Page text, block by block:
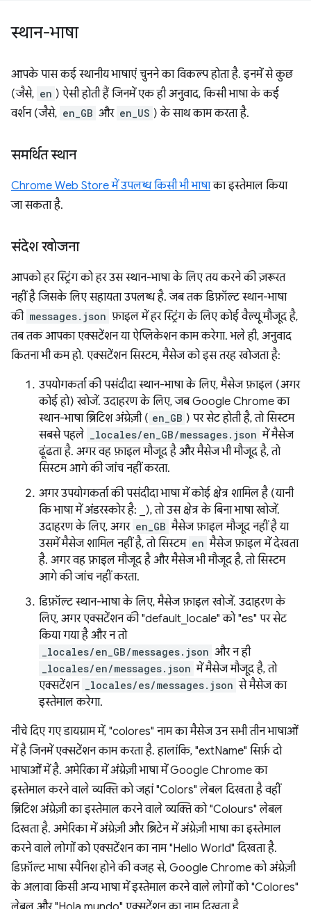
स्थान-भाषा
आपके पास कई स्थानीय भाषाएं चुनने का विकल्प होता है. इनमें से कुछ
(जैसे, en ) ऐसी होती हैं जिनमें एक ही अनुवाद, किसी भाषा के कई
वर्शन (जैसे, en_GB और en_US ) के साथ काम करता है.
समर्थित स्थान
Chrome Web Store में उपलब्ध किसी भी भाषाका इस्तेमाल किया
जा सकता है.
संदेश खोजना
आपको हर स्ट्रिंग को हर उस स्थान-भाषा के लिए तय करने की ज़रूरत
नहीं है जिसके लिए सहायता उपलब्ध है. जब तक डिफ़ॉल्ट स्थान-भाषा
की messages.json फ़ाइल में हर स्ट्रिंग के लिए कोई वैल्यू मौजूद है,
तब तक आपका एक्सटेंशन या ऐप्लिकेशन काम करेगा. भले ही, अनुवाद
कितना भी कम हो. एक्सटेंशन सिस्टम, मैसेज को इस तरह खोजता है:
उपयोगकर्ता की पसंदीदा स्थान-भाषा के लिए, मैसेज फ़ाइल (अगर
कोई हो) खोजें. उदाहरण के लिए, जब Google Chrome का
स्थान-भाषा ब्रिटिश अंग्रेज़ी ( en_GB ) पर सेट होती है, तो सिस्टम
सबसे पहले
_locales/en_GB/messages.json में मैसेज
ढूंढता है. अगर वह फ़ाइल मौजूद है और मैसेज भी मौजूद है, तो
सिस्टम आगे की जांच नहीं करता.
अगर उपयोगकर्ता की पसंदीदा भाषा में कोई क्षेत्र शामिल है (यानी
कि भाषा में अंडरस्कोर है: _), तो उस क्षेत्र के बिना भाषा खोजें.
उदाहरण के लिए, अगर en_GB मैसेज फ़ाइल मौजूद नहीं है या
उसमें मैसेज शामिल नहीं है, तो सिस्टम en मैसेज फ़ाइल में देखता
है. अगर वह फ़ाइल मौजूद है और मैसेज भी मौजूद है, तो सिस्टम
आगे की जांच नहीं करता.
डिफ़ॉल्ट स्थान-भाषा के लिए, मैसेज फ़ाइल खोजें. उदाहरण के
लिए, अगर एक्सटेंशन की "default_locale" को "es" पर सेट
किया गया है और न तो
_locales/en_GB/messages.json और न ही
_locales/en/messages.json में मैसेज मौजूद है, तो
एक्सटेंशन
_locales/es/messages.json से मैसेज का
इस्तेमाल करेगा.
नीचे दिए गए डायग्राम में, "colores" नाम का मैसेज उन सभी तीन भाषाओं
में है जिनमें एक्सटेंशन काम करता है. हालांकि, "extName" सिर्फ़ दो
भाषाओं में है. अमेरिका में अंग्रेज़ी भाषा में Google Chrome का
इस्तेमाल करने वाले व्यक्ति को जहां "Colors" लेबल दिखता है वहीं
ब्रिटिश अंग्रेज़ी का इस्तेमाल करने वाले व्यक्ति को "Colours" लेबल
दिखता है. अमेरिका में अंग्रेज़ी और ब्रिटेन में अंग्रेज़ी भाषा का इस्तेमाल
करने वाले लोगों को एक्सटेंशन का नाम "Hello World" दिखता है.
डिफ़ॉल्ट भाषा स्पैनिश होने की वजह से, Google Chrome को अंग्रेज़ी
के अलावा किसी अन्य भाषा में इस्तेमाल करने वाले लोगों को "Colores"